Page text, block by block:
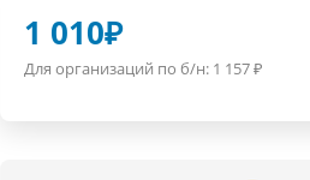
1 010₽
Для организаций по б/н: 1 157₽